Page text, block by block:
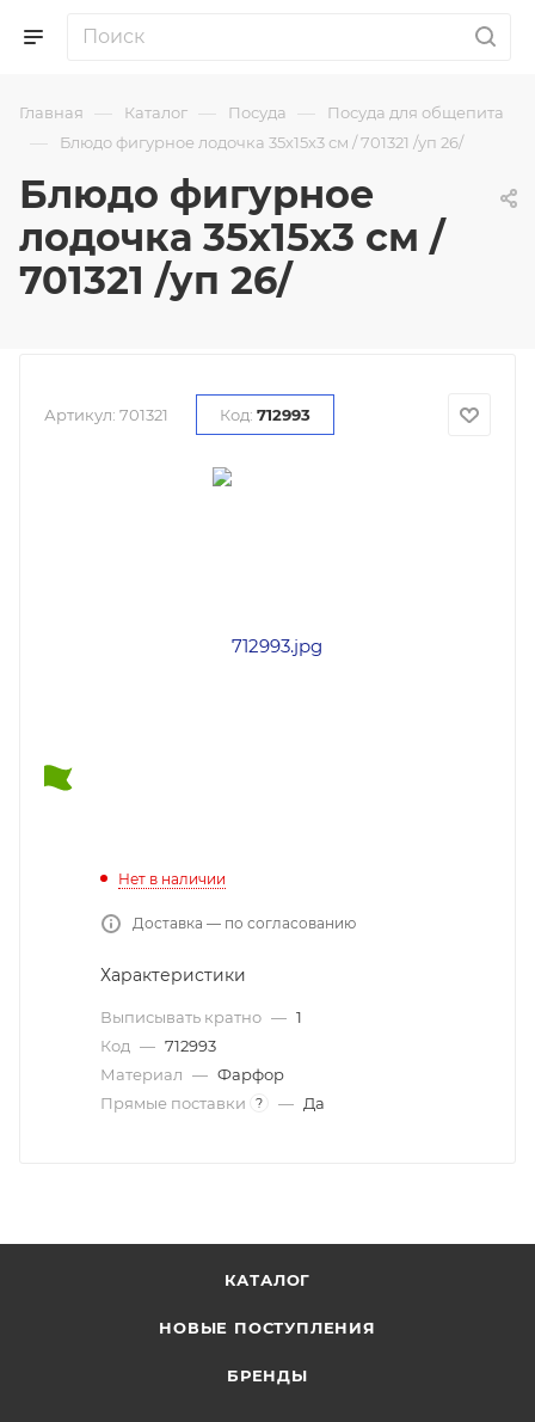
Главная — Каталог — Посуда — Посуда для общепита
— Блюдо фигурное лодочка 35х15х3 см / 701321 /уп 26/
Блюдо фигурное
лодочка 35х15х3 см /
701321 /уп 26/
Артикул: 701321 Код: 712993
Нет в наличии
Доставка — по согласованию
Характеристики
Выписывать кратно — 1
Код — 712993
Материал — Фарфор
Прямые поставки
? — Да
КАТАЛОГ
НОВЫЕ ПОСТУПЛЕНИЯ
БРЕНДЫ